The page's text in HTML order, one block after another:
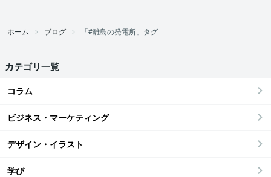
ホーム ブログ 「#離島の発電所」タグ
カテゴリ一覧
コラム
ビジネス・マーケティング
デザイン・イラスト
学び